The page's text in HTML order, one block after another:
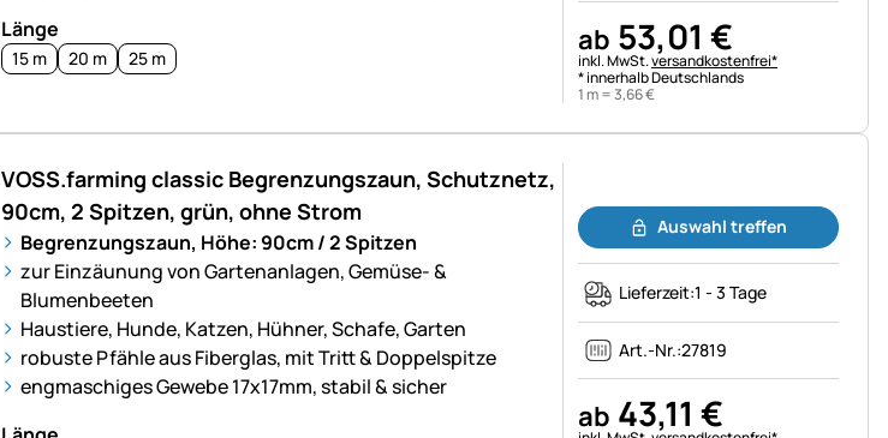
Länge
15 m 20 m 25 m
ab 53,01 €
Steuerhinweis:
inkl. MwSt.versandkostenfrei*
* innerhalb Deutschlands
1 m =3,66€
VOSS.farming classic Begrenzungszaun, Schutznetz,
90cm, 2 Spitzen, grün, ohne Strom
Begrenzungszaun, Höhe: 90cm / 2 Spitzen
zur Einzäunung von Gartenanlagen, Gemüse- &
Blumenbeeten
Haustiere, Hunde, Katzen, Hühner, Schafe, Garten
robuste Pfähle aus Fiberglas, mit Tritt & Doppelspitze
engmaschiges Gewebe 17x17mm, stabil & sicher
Auswahl treffen
Lieferzeit:1 - 3 Tage
Art.-Nr.:27819
ab 43,11 €